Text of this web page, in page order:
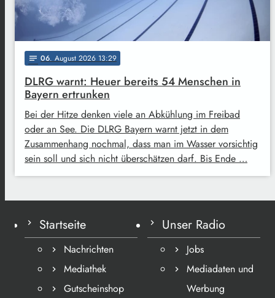
notes 06. August 2026 13:29
DLRG warnt: Heuer bereits 54 Menschen in
Bayern ertrunken
Bei der Hitze denken viele an Abkühlung im Freibad
oder an See. Die DLRG Bayern warnt jetzt in dem
Zusammenhang nochmal, dass man im Wasser vorsichtig
sein soll und sich nicht überschätzen darf. Bis Ende …
Startseite
Nachrichten
Mediathek
Gutscheinshop
Unser Radio
Jobs
Mediadaten und
Werbung